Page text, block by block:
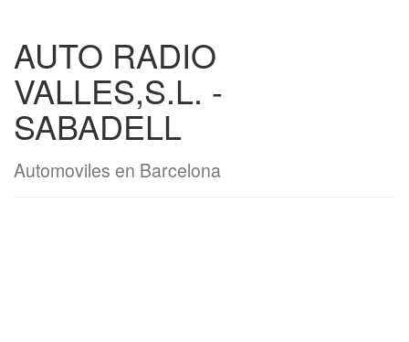
AUTO RADIO
VALLES,S.L. -
SABADELL
Automoviles en Barcelona